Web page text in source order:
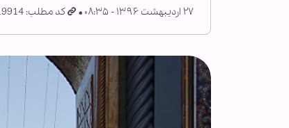
۲۷ اردیبهشت ۱۳۹۶ - ۰۸:۳۵ کد مطلب: 719914